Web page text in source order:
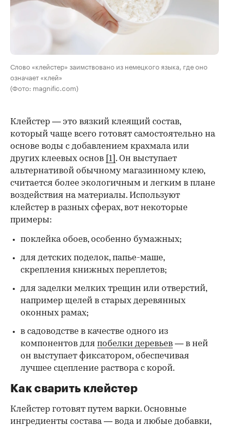
Слово «клейстер» заимствовано из немецкого языка, где оно
означает «клей»
(Фото: magnific.com)
00:00 / 00:00
Клейстер — это вязкий клеящий состав,
который чаще всего готовят самостоятельно на
основе воды с добавлением крахмала или
других клеевых основ [1] . Он выступает
альтернативой обычному магазинному клею,
считается более экологичным и легким в плане
воздействия на материалы. Используют
клейстер в разных сферах, вот некоторые
примеры:
поклейка обоев, особенно бумажных;
для детских поделок, папье-маше,
скрепления книжных переплетов;
для заделки мелких трещин или отверстий,
например щелей в старых деревянных
оконных рамах;
в садоводстве в качестве одного из
компонентов для побелки деревьев — в ней
он выступает фиксатором, обеспечивая
лучшее сцепление раствора с корой.
Как сварить клейстер
Клейстер готовят путем варки. Основные
ингредиенты состава — вода и любые добавки,